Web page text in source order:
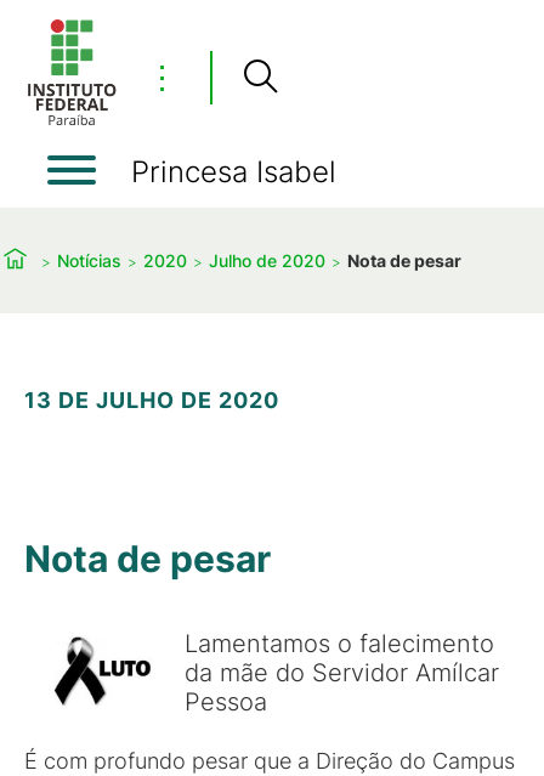
⋮
Princesa Isabel
Notícias 2020 Julho de 2020 Nota de pesar
13 DE JULHO DE 2020
Nota de pesar
Lamentamos o falecimento
da mãe do Servidor Amílcar
Pessoa
É com profundo pesar que a Direção do Campus